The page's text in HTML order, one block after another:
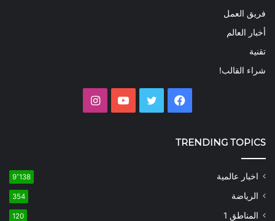
فريق العمل
أخبار العالم
تقنية
شراء القالب!
فيسبوك تويتر يوتيوب
TRENDING TOPICS
اخبار عالمية 9٬138
الرياضة 354
المناطق 1 120